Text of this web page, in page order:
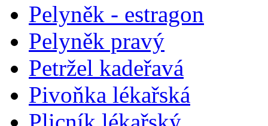
Pelyněk - estragon
Pelyněk pravý
Petržel kadeřavá
Pivoňka lékařská